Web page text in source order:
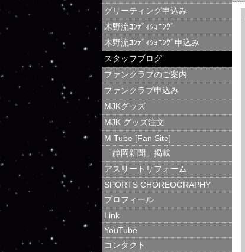
グリーティング申込み
木野流ｺﾝﾃﾞｨｼｮﾆﾝｸﾞ
木野流ｺﾝﾃﾞｨｼｮﾆﾝｸﾞ申込み
スタッフブログ
ファンクラブのご案内
ファンクラブ申込み
MJKグッズ
MJK グッズ注文
M Tube [Fan Site]
「静岡新聞」掲載
アスリートリフォーム
SPORTS CHOREOGRAPHY
プロフィール
Link
YouTube
コンタクト